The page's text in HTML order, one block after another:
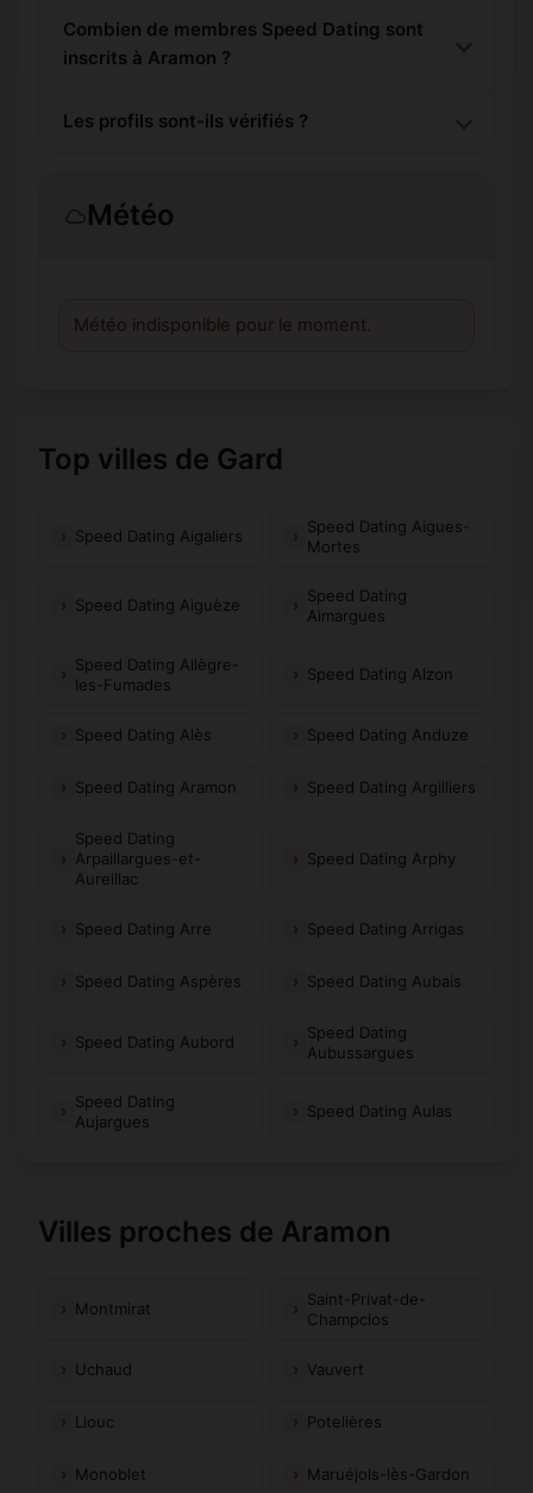
Combien de membres Speed Dating sont
inscrits à Aramon ?
Les profils sont-ils vérifiés ?
Météo
Météo indisponible pour le moment.
Top villes de Gard
Speed Dating Aigaliers
Speed Dating Aigues-
Mortes
Speed Dating Aiguèze
Speed Dating
Aimargues
Speed Dating Allègre-
les-Fumades
Speed Dating Alzon
Speed Dating Alès Speed Dating Anduze
Speed Dating Aramon Speed Dating Argilliers
Speed Dating
Arpaillargues-et-
Aureillac
Speed Dating Arphy
Speed Dating Arre Speed Dating Arrigas
Speed Dating Aspères Speed Dating Aubais
Speed Dating Aubord
Speed Dating
Aubussargues
Speed Dating
Aujargues
Speed Dating Aulas
Villes proches de Aramon
Montmirat
Saint-Privat-de-
Champclos
Uchaud Vauvert
Liouc Potelières
Monoblet Maruéjols-lès-Gardon